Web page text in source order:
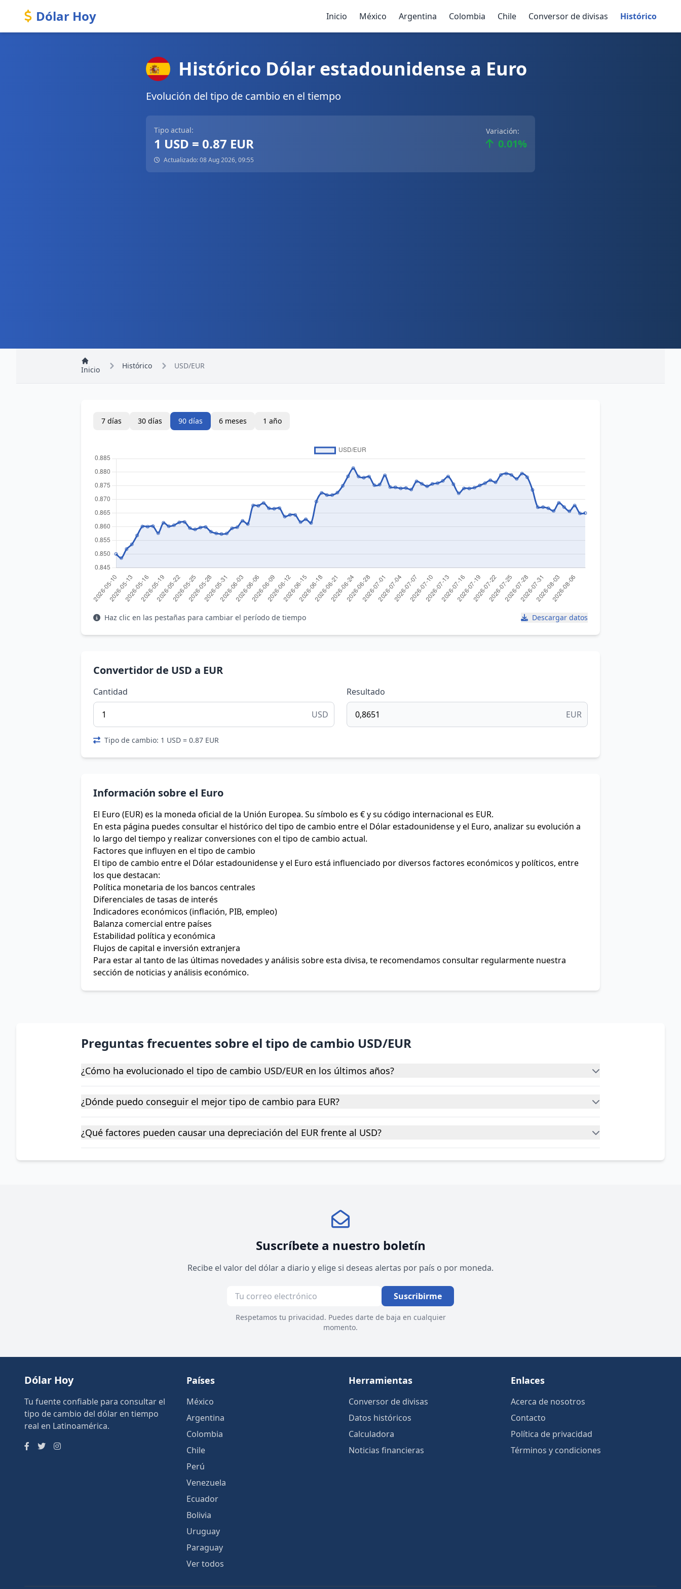
Dólar Hoy Inicio México Argentina Colombia Chile Conversor de divisas Histórico
Histórico Dólar estadounidense a Euro
Evolución del tipo de cambio en el tiempo
Tipo actual:
1 USD = 0.87 EUR
Variación:
0.01%
Actualizado: 08 Aug 2026, 09:55
Inicio Histórico USD/EUR
7 días 30 días 90 días 6 meses 1 año
Haz clic en las pestañas para cambiar el período de tiempo Descargar datos
Convertidor de USD a EUR
Cantidad
USD
Resultado
EUR
Tipo de cambio: 1 USD = 0.87 EUR
Información sobre el Euro
El Euro (EUR) es la moneda oficial de la Unión Europea. Su símbolo es € y su código internacional es EUR.
En esta página puedes consultar el histórico del tipo de cambio entre el Dólar estadounidense y el Euro, analizar su evolución a
lo largo del tiempo y realizar conversiones con el tipo de cambio actual.
Factores que influyen en el tipo de cambio
El tipo de cambio entre el Dólar estadounidense y el Euro está influenciado por diversos factores económicos y políticos, entre
los que destacan:
Política monetaria de los bancos centrales
Diferenciales de tasas de interés
Indicadores económicos (inflación, PIB, empleo)
Balanza comercial entre países
Estabilidad política y económica
Flujos de capital e inversión extranjera
Para estar al tanto de las últimas novedades y análisis sobre esta divisa, te recomendamos consultar regularmente nuestra
sección de noticias y análisis económico.
Preguntas frecuentes sobre el tipo de cambio USD/EUR
¿Cómo ha evolucionado el tipo de cambio USD/EUR en los últimos años?
¿Dónde puedo conseguir el mejor tipo de cambio para EUR?
¿Qué factores pueden causar una depreciación del EUR frente al USD?
Suscríbete a nuestro boletín
Recibe el valor del dólar a diario y elige si deseas alertas por país o por moneda.
Suscribirme
Respetamos tu privacidad. Puedes darte de baja en cualquier
momento.
Dólar Hoy
Tu fuente confiable para consultar el
tipo de cambio del dólar en tiempo
real en Latinoamérica.
Países
México
Argentina
Colombia
Chile
Perú
Venezuela
Ecuador
Bolivia
Uruguay
Paraguay
Ver todos
Herramientas
Conversor de divisas
Datos históricos
Calculadora
Noticias financieras
Enlaces
Acerca de nosotros
Contacto
Política de privacidad
Términos y condiciones